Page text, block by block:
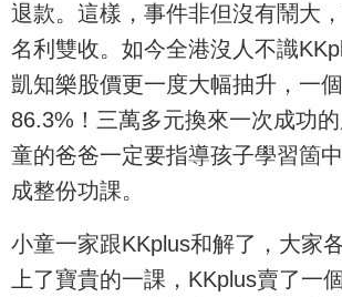
退款。這樣，事件非但沒有鬧大
名利雙收。如今全港沒人不識
凱知樂股價更一度大幅抽升，一
86.3%！三萬多元換來一次成功
童的爸爸一定要指導孩子學習箇
成整份功課。
小童一家跟KKplus和解了，大家
上了寶貴的一課，KKplus賣了一